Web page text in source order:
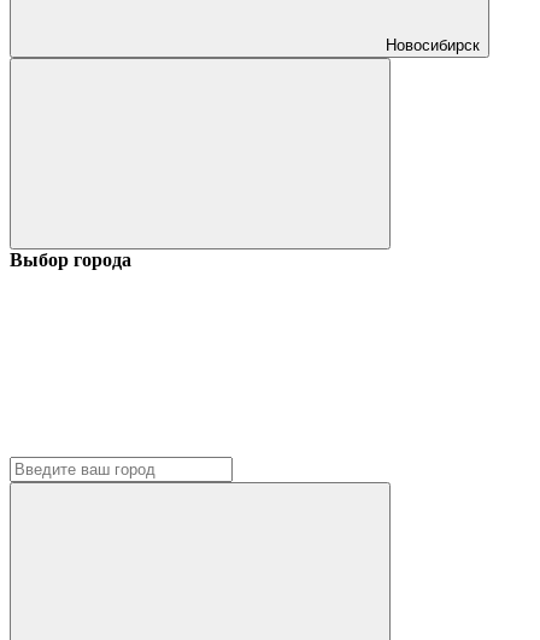
Новосибирск
Выбор города